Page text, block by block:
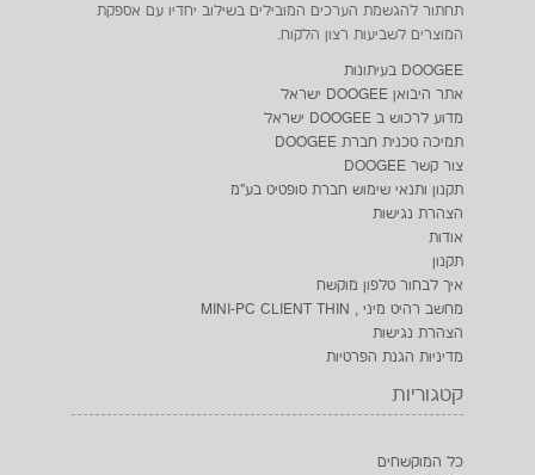
תחתור להגשמת הערכים המובילים בשילוב יחדיו עם אספקת
המוצרים לשביעות רצון הלקוח.
DOOGEE בעיתונות
אתר היבואן DOOGEE ישראל
מדוע לרכוש ב DOOGEE ישראל
תמיכה טכנית חברת DOOGEE
צור קשר DOOGEE
תקנון ותנאי שימוש חברת סופטיט בע"מ
הצהרת נגישות
אודות
תקנון
איך לבחור טלפון מוקשח
מחשב רהיט מיני , MINI-PC CLIENT THIN
הצהרת נגישות
מדיניות הגנת הפרטיות
קטגוריות
כל המוקשחים